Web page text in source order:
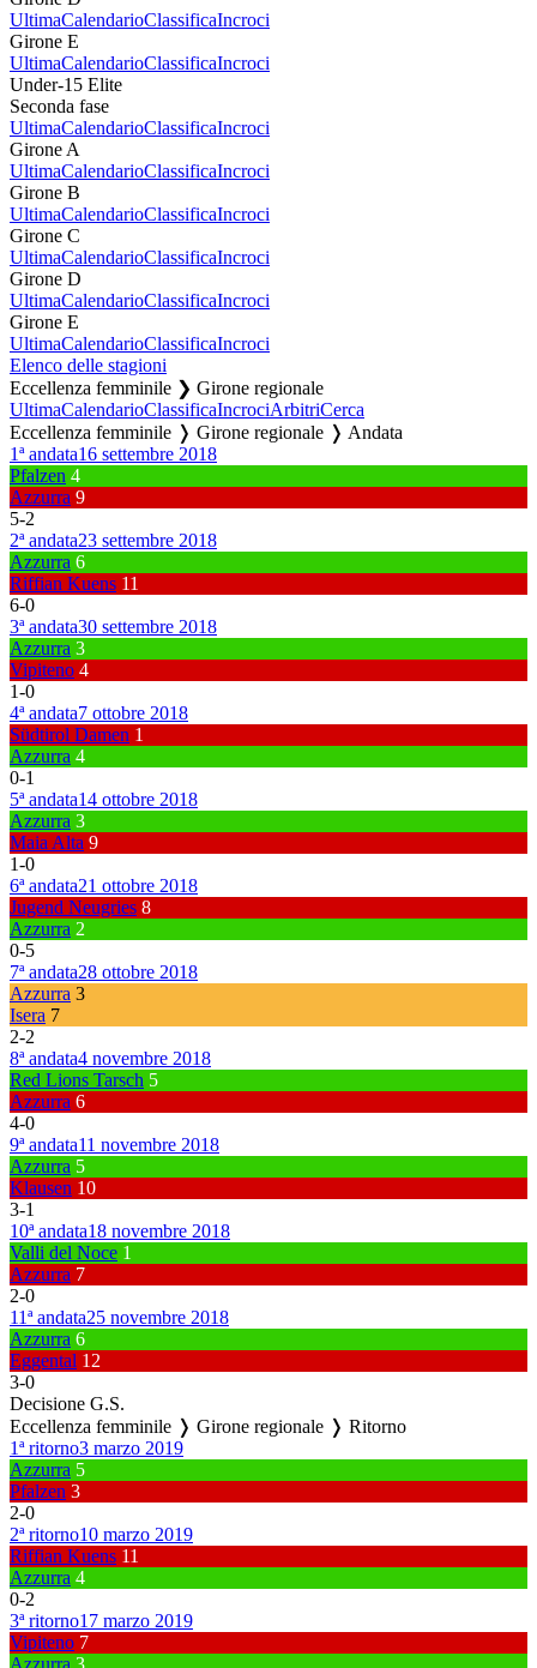
UltimaCalendarioClassificaIncroci
Girone E
UltimaCalendarioClassificaIncroci
Under-15 Elite
Seconda fase
UltimaCalendarioClassificaIncroci
Girone A
UltimaCalendarioClassificaIncroci
Girone B
UltimaCalendarioClassificaIncroci
Girone C
UltimaCalendarioClassificaIncroci
Girone D
UltimaCalendarioClassificaIncroci
Girone E
UltimaCalendarioClassificaIncroci
Elenco delle stagioni
Eccellenza femminile ❯ Girone regionale
UltimaCalendarioClassificaIncrociArbitriCerca
Eccellenza femminile ❭ Girone regionale ❭ Andata
1ª andata16 settembre 2018
Pfalzen 4
Azzurra 9
5-2
2ª andata23 settembre 2018
Azzurra 6
Riffian Kuens 11
6-0
3ª andata30 settembre 2018
Azzurra 3
Vipiteno 4
1-0
4ª andata7 ottobre 2018
Südtirol Damen 1
Azzurra 4
0-1
5ª andata14 ottobre 2018
Azzurra 3
Maia Alta 9
1-0
6ª andata21 ottobre 2018
Jugend Neugries 8
Azzurra 2
0-5
7ª andata28 ottobre 2018
Azzurra 3
Isera 7
2-2
8ª andata4 novembre 2018
Red Lions Tarsch 5
Azzurra 6
4-0
9ª andata11 novembre 2018
Azzurra 5
Klausen 10
3-1
10ª andata18 novembre 2018
Valli del Noce 1
Azzurra 7
2-0
11ª andata25 novembre 2018
Azzurra 6
Eggental 12
3-0
Decisione G.S.
Eccellenza femminile ❭ Girone regionale ❭ Ritorno
1ª ritorno3 marzo 2019
Azzurra 5
Pfalzen 3
2-0
2ª ritorno10 marzo 2019
Riffian Kuens 11
Azzurra 4
0-2
3ª ritorno17 marzo 2019
Vipiteno 7
Azzurra 3